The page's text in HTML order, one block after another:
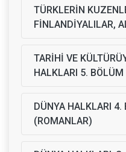
TÜRKLERİN
FİNLANDİYALILAR,
TARİHİ VE
HALKLARI 5. BÖLÜM
DÜNYA HALKLARI 4.
(ROMANLAR)